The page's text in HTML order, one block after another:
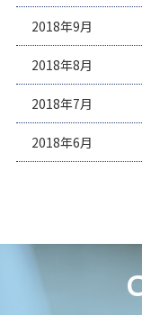
2018年9月
2018年8月
2018年7月
2018年6月